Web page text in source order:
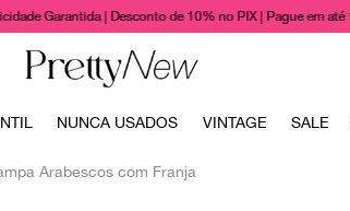
Garantida | Desconto de 10% no PIX | Pague em até
MAIS BUSCADOS
NUNCA USADOS VINTAGE SALE
Arabescos com Franja